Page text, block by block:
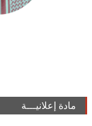
مادة إعلانيـــة